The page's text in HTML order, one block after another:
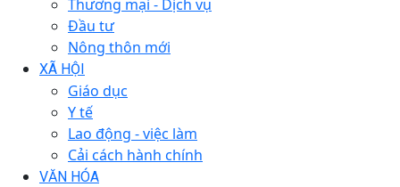
Thương mại - Dịch vụ
Đầu tư
Nông thôn mới
XÃ HỘI
Giáo dục
Y tế
Lao động - việc làm
Cải cách hành chính
VĂN HÓA